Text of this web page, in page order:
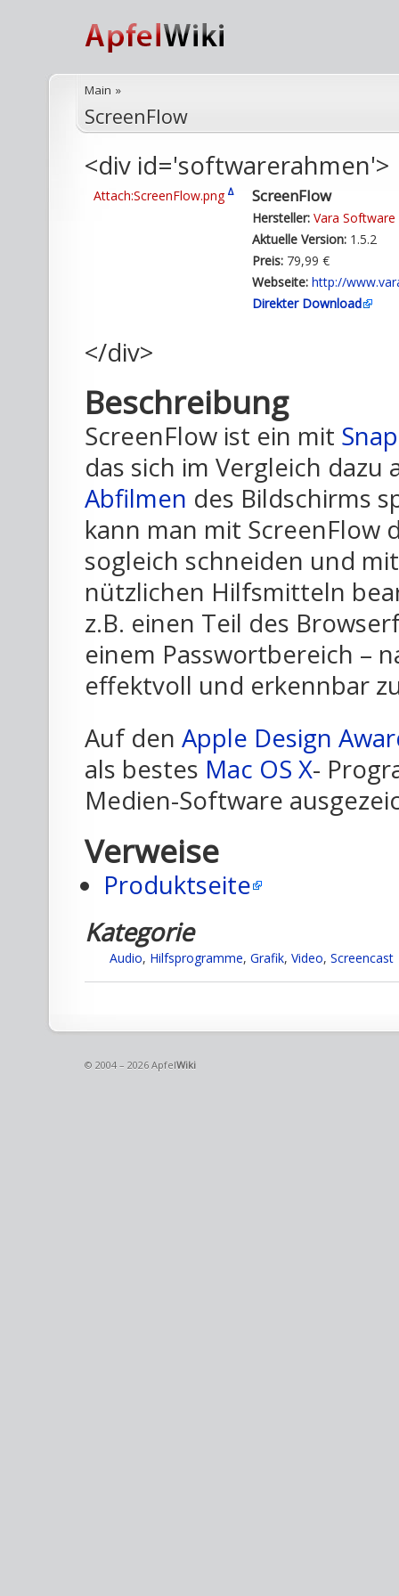
Main »
ScreenFlow
<div id='softwarerahmen'>
Attach:ScreenFlow.pngΔ ScreenFlow
Hersteller: Vara Software
Aktuelle Version: 1.5.2
Preis: 79,99 €
Webseite: http://
Direkter Download
</div>
Beschreibung
ScreenFlow ist ein mit
das sich im Vergleich
Abfilmen des Bildschirms
kann man mit ScreenFlow
sogleich schneiden und
nützlichen Hilfsmitteln
z.B. einen Teil des
einem Passwortbereich –
effektvoll und erkennbar
Auf den Apple Design
als bestes Mac OS X-
Medien-Software
Verweise
Produktseite
Kategorie
Audio, Hilfsprogramme, Grafik, Video, Screencast
© 2004 – 2026 ApfelWiki